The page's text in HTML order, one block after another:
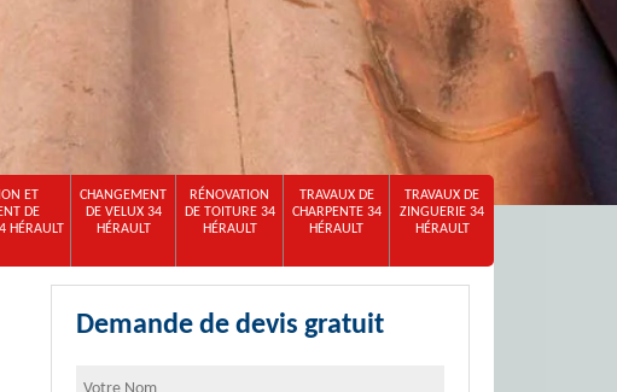
ET
DE
HÉRAULT
CHANGEMENT
DE VELUX 34
HÉRAULT
RÉNOVATION
DE TOITURE 34
HÉRAULT
TRAVAUX DE
CHARPENTE 34
HÉRAULT
TRAVAUX DE
ZINGUERIE 34
HÉRAULT
Demande de devis gratuit